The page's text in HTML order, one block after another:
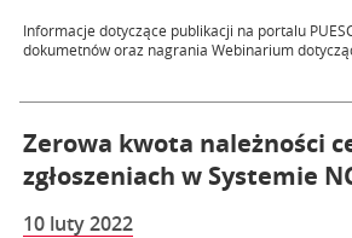
Informacje dotyczące publikacji na portalu
dokumetnów oraz nagrania Webinarium
Zerowa kwota należności
zgłoszeniach w Systemie
10 luty 2022